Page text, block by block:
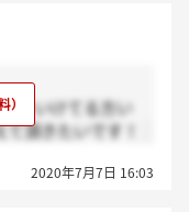
でいけてる方い
頂きたいです！
2020年7月7日 16:03